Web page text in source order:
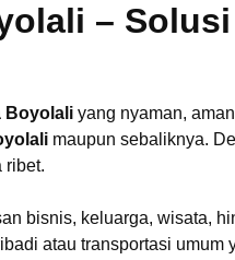
–
Boyolali yang nyaman,
maupun sebaliknya.
ribet.
bisnis, keluarga, wisata,
atau transportasi